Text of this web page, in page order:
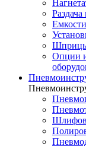
Раздача
Шприцы
Опции и